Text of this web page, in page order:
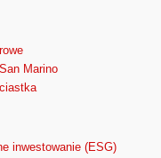
Marino
inwestowanie (ESG)